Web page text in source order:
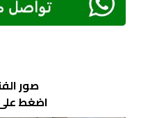
صور
اضغط